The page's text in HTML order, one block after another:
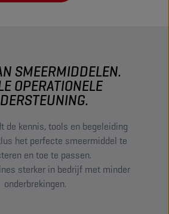
SMEERMIDDELEN.
OPERATIONELE
de kennis, tools en begeleiding
het perfecte smeermiddel te
en toe te passen.
sterker in bedrijf met minder
onderbrekingen.